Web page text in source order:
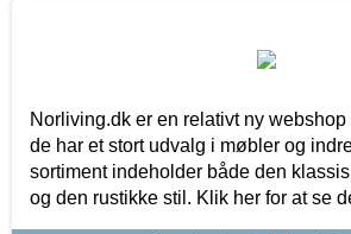
Norliving.dk er en relativt ny webshop
de har et stort udvalg i møbler og
sortiment indeholder både den
og den rustikke stil. Klik her for at se